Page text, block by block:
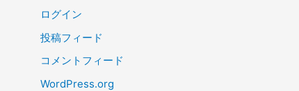
ログイン
投稿フィード
コメントフィード
WordPress.org